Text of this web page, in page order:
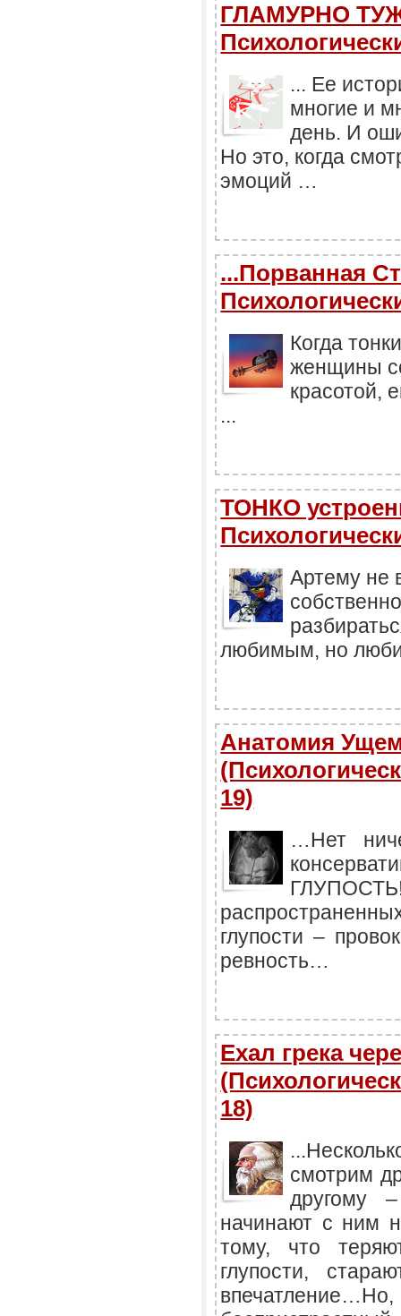
ГЛАМУРНО
... Ее
многие и
день. И
Но это, когда
эмоций …
...Порванная
Когда
женщины
красотой,
...
ТОНКО
Артему не
любимым, но
Анатомия
19)
…Нет
глупости –
ревность…
Ехал грека
18)
смотрим
другому
начинают с ним
тому, что
глупости,
впечатление…Но,